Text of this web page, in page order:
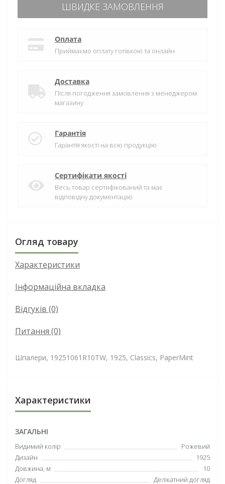
ШВИДКЕ ЗАМОВЛЕННЯ
Оплата
Приймаємо оплату готівкою та онлайн
Доставка
Після погодження замовлення з менеджером
магазину
Гарантія
Гарантія якості на всю продукцію
Сертифікати якості
Весь товар сертифікований та має
відповідну документацію
Огляд товару
Характеристики
Інформаційна вкладка
Відгуків (0)
Питання (0)
Шпалери, 19251061R10TW, 1925, Classics, PaperMint
Характеристики
ЗАГАЛЬНІ
Видимий колір
Рожевий
Дизайн
1925
Довжина, м
10
Догляд
Делікатний догляд